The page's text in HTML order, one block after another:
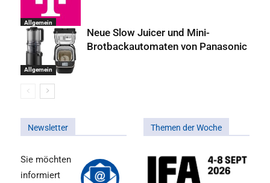
Allgemein
Allgemein
Neue Slow Juicer und Mini-
Brotbackautomaten von Panasonic
Newsletter
Sie möchten
informiert
Themen der Woche